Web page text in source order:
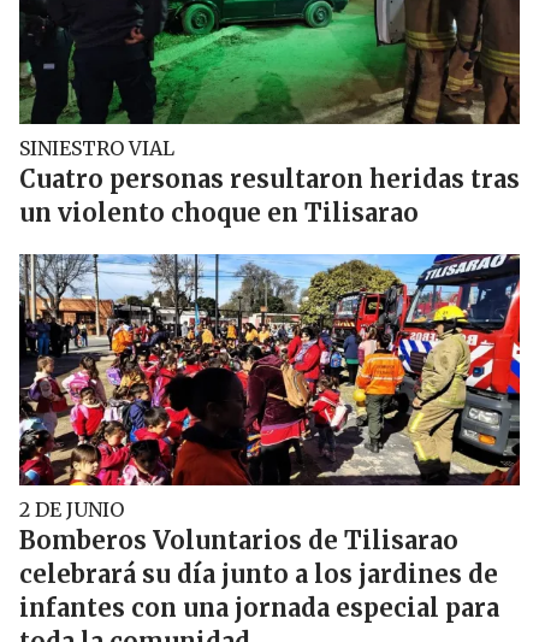
SINIESTRO VIAL
Cuatro personas resultaron heridas tras
un violento choque en Tilisarao
2 DE JUNIO
Bomberos Voluntarios de Tilisarao
celebrará su día junto a los jardines de
infantes con una jornada especial para